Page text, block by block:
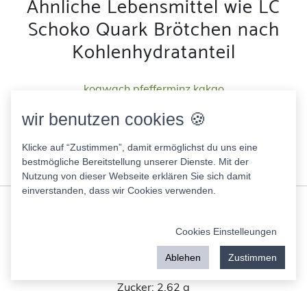
Ähnliche Lebensmittel wie LC
Schoko Quark Brötchen nach
Kohlenhydratanteil
koawach pfefferminz kakao
Fett:5.82 g
KH:54.90 g
Zucker:
43.80 g
6.69 g
13.03 g
3.14 g
Zucker: 2.62 g
wir benutzen cookies 🍪
Klicke auf “Zustimmen”, damit ermöglichst du uns eine
bestmögliche Bereitstellung unserer Dienste. Mit der
Nutzung von dieser Webseite erklären Sie sich damit
einverstanden, dass wir Cookies verwenden.
Cookies Einstelleungen
Ablehen Zustimmen